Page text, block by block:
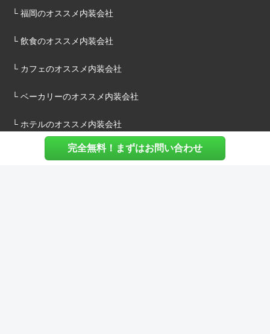
完全無料！まずはお問い合わせ
└ 福岡のオススメ内装会社
└ 飲食のオススメ内装会社
└ カフェのオススメ内装会社
└ ベーカリーのオススメ内装会社
└ ホテルのオススメ内装会社